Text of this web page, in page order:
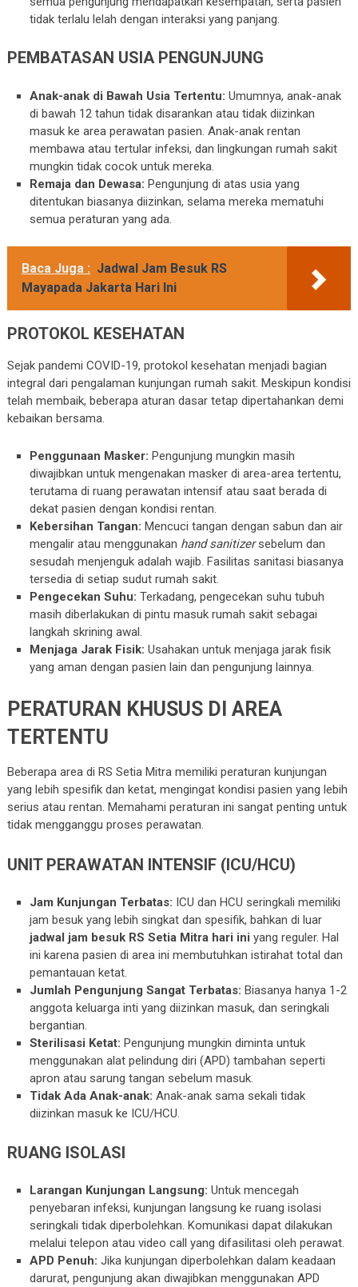
tidak terlalu lelah dengan interaksi yang panjang.
PEMBATASAN USIA PENGUNJUNG
Anak-anak di Bawah Usia Tertentu: Umumnya, anak-anak
di bawah 12 tahun tidak disarankan atau tidak diizinkan
masuk ke area perawatan pasien. Anak-anak rentan
membawa atau tertular infeksi, dan lingkungan rumah sakit
mungkin tidak cocok untuk mereka.
Remaja dan Dewasa: Pengunjung di atas usia yang
ditentukan biasanya diizinkan, selama mereka mematuhi
semua peraturan yang ada.
Baca Juga : Jadwal Jam Besuk RS
Mayapada Jakarta Hari Ini
PROTOKOL KESEHATAN
Sejak pandemi COVID-19, protokol kesehatan menjadi bagian
integral dari pengalaman kunjungan rumah sakit. Meskipun kondisi
telah membaik, beberapa aturan dasar tetap dipertahankan demi
kebaikan bersama.
Penggunaan Masker: Pengunjung mungkin masih
diwajibkan untuk mengenakan masker di area-area tertentu,
terutama di ruang perawatan intensif atau saat berada di
dekat pasien dengan kondisi rentan.
Kebersihan Tangan: Mencuci tangan dengan sabun dan air
mengalir atau menggunakan hand sanitizersebelum dan
sesudah menjenguk adalah wajib. Fasilitas sanitasi biasanya
tersedia di setiap sudut rumah sakit.
Pengecekan Suhu: Terkadang, pengecekan suhu tubuh
masih diberlakukan di pintu masuk rumah sakit sebagai
langkah skrining awal.
Menjaga Jarak Fisik: Usahakan untuk menjaga jarak fisik
yang aman dengan pasien lain dan pengunjung lainnya.
PERATURAN KHUSUS DI AREA
TERTENTU
Beberapa area di RS Setia Mitra memiliki peraturan kunjungan
yang lebih spesifik dan ketat, mengingat kondisi pasien yang lebih
serius atau rentan. Memahami peraturan ini sangat penting untuk
tidak mengganggu proses perawatan.
UNIT PERAWATAN INTENSIF (ICU/HCU)
Jam Kunjungan Terbatas: ICU dan HCU seringkali memiliki
jam besuk yang lebih singkat dan spesifik, bahkan di luar
jadwal jam besuk RS Setia Mitra hari ini yang reguler. Hal
ini karena pasien di area ini membutuhkan istirahat total dan
pemantauan ketat.
Jumlah Pengunjung Sangat Terbatas: Biasanya hanya 1-2
anggota keluarga inti yang diizinkan masuk, dan seringkali
bergantian.
Sterilisasi Ketat: Pengunjung mungkin diminta untuk
menggunakan alat pelindung diri (APD) tambahan seperti
apron atau sarung tangan sebelum masuk.
Tidak Ada Anak-anak: Anak-anak sama sekali tidak
diizinkan masuk ke ICU/HCU.
RUANG ISOLASI
Larangan Kunjungan Langsung: Untuk mencegah
penyebaran infeksi, kunjungan langsung ke ruang isolasi
seringkali tidak diperbolehkan. Komunikasi dapat dilakukan
melalui telepon atau video call yang difasilitasi oleh perawat.
APD Penuh: Jika kunjungan diperbolehkan dalam keadaan
darurat, pengunjung akan diwajibkan menggunakan APD